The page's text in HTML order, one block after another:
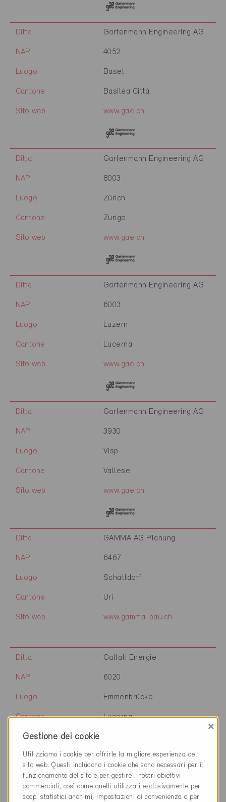
Ditta Gartenmann Engineering AG
NAP 4052
Luogo Basel
Cantone Basilea Città
Sito web www.gae.ch
Ditta Gartenmann Engineering AG
NAP 8003
Luogo Zürich
Cantone Zurigo
Sito web www.gae.ch
Ditta Gartenmann Engineering AG
NAP 6003
Luogo Luzern
Cantone Lucerna
Sito web www.gae.ch
Ditta Gartenmann Engineering AG
NAP 3930
Luogo Visp
Cantone Vallese
Sito web www.gae.ch
Ditta GAMMA AG Planung
NAP 6467
Luogo Schattdorf
Cantone Uri
Sito web www.gamma-bau.ch
Ditta Gallati Energie
NAP 6020
Luogo Emmenbrücke
Cantone Lucerna
Sito web
Ditta gal architekten ag
Gestione dei cookie
×
Utilizziamo i cookie per offrirle la migliore esperienza del
sito web. Questi includono i cookie che sono necessari per il
funzionamento del sito e per gestire i nostri obiettivi
commerciali, così come quelli utilizzati esclusivamente per
scopi statistici anonimi, impostazioni di convenienza o per